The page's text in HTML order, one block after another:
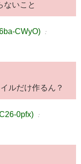
ないこと
CWyO) ：
ルだけ作るん？
0pfx) ：